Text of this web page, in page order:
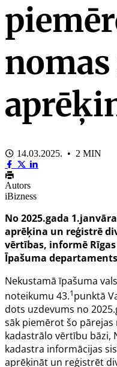
14.03.2025. • 2 MIN
Autors
iBizness
No 2025.gada
aprēķina un reģistrē
vērtības, informē
Īpašuma
Nekustamā īpašuma
noteikumu 43.1punktā
dots uzdevums no
sāk piemērot šo
kadastrālo vērtību bāzi,
kadastra informācijas
aprēķināt un reģistrēt